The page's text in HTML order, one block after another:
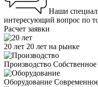
Наши
интересующий вопрос по
Расчет заявки
20 лет 20 лет на рынке
Производство
Оборудование